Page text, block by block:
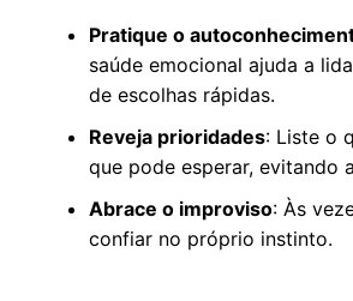
Pratique o
saúde emocional ajuda a
de escolhas rápidas.
Reveja prioridades: Liste o
que pode esperar, evitando
Abrace o improviso: Às
confiar no próprio instinto.